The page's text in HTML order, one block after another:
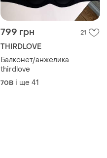
Балконет/анжелика
thirdlove
70B і ще 41